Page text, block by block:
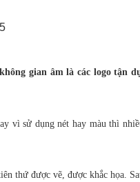
gian âm là các logo tận
vì sử dụng nét hay màu thì
thứ được vẽ, được khắc họa.